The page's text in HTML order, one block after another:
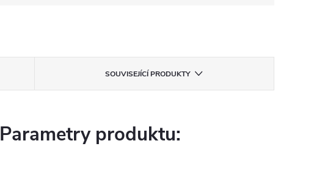
SOUVISEJÍCÍ PRODUKTY
Parametry produktu: